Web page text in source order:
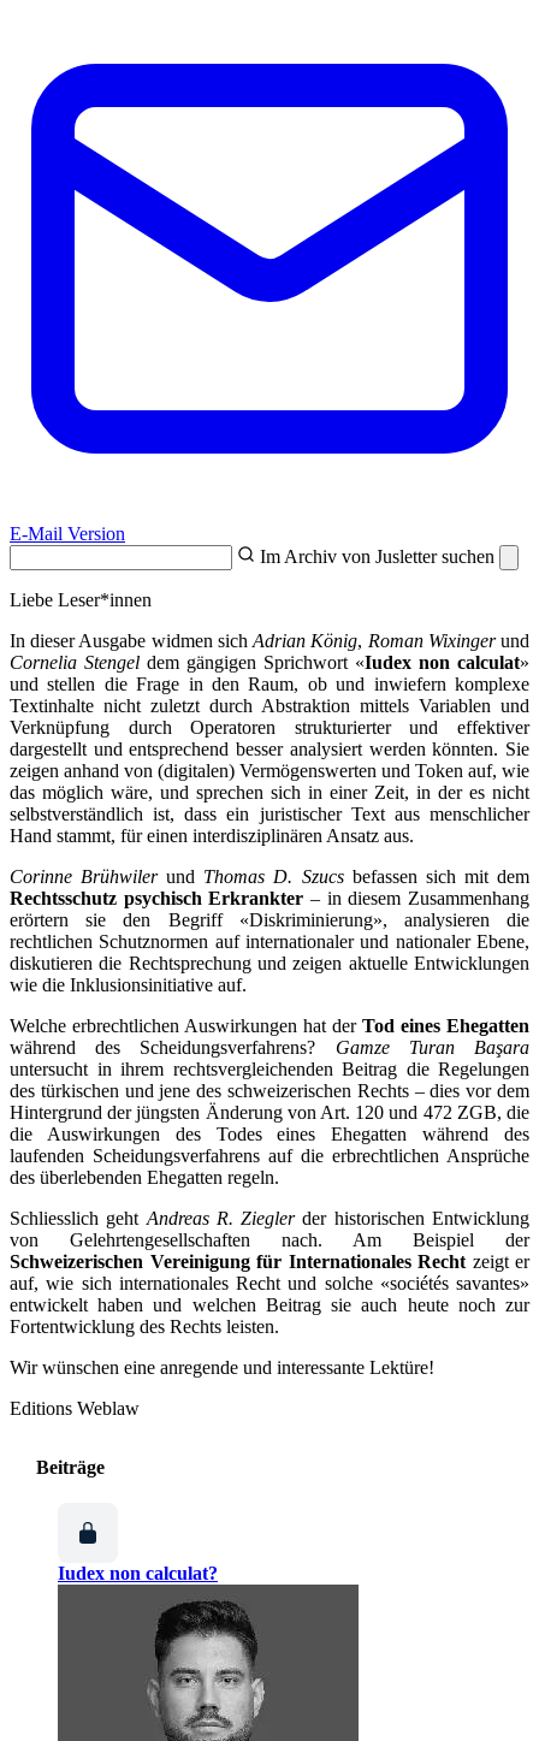
E-Mail Version
Im Archiv von Jusletter suchen
Liebe Leser*innen
In dieser Ausgabe widmen sichAdrian König, Roman Wixingerund
Cornelia Stengel dem gängigen Sprichwort «Iudex non calculat»
und stellen die Frage in den Raum, ob und inwiefern komplexe
Textinhalte nicht zuletzt durch Abstraktion mittels Variablen und
Verknüpfung durch Operatoren strukturierter und effektiver
dargestellt und entsprechend besser analysiert werden könnten. Sie
zeigen anhand von (digitalen) Vermögenswerten und Token auf, wie
das möglich wäre, und sprechen sich in einer Zeit, in der es nicht
selbstverständlich ist, dass ein juristischer Text aus menschlicher
Hand stammt, für einen interdisziplinären Ansatz aus.
Corinne Brühwilerund Thomas D. Szucsbefassen sich mit dem
Rechtsschutz psychisch Erkrankter – in diesem Zusammenhang
erörtern sie den Begriff «Diskriminierung», analysieren die
rechtlichen Schutznormen auf internationaler und nationaler Ebene,
diskutieren die Rechtsprechung und zeigen aktuelle Entwicklungen
wie die Inklusionsinitiative auf.
Welche erbrechtlichen Auswirkungen hat der Tod eines Ehegatten
während des Scheidungsverfahrens? Gamze Turan Başara
untersucht in ihrem rechtsvergleichenden Beitrag die Regelungen
des türkischen und jene des schweizerischen Rechts – dies vor dem
Hintergrund der jüngsten Änderung von Art. 120 und 472 ZGB, die
die Auswirkungen des Todes eines Ehegatten während des
laufenden Scheidungsverfahrens auf die erbrechtlichen Ansprüche
des überlebenden Ehegatten regeln.
Schliesslich geht Andreas R. Zieglerder historischen Entwicklung
von Gelehrtengesellschaften nach. Am Beispiel der
Schweizerischen Vereinigung für Internationales Recht zeigt er
auf, wie sich internationales Recht und solche «sociétés savantes»
entwickelt haben und welchen Beitrag sie auch heute noch zur
Fortentwicklung des Rechts leisten.
Wir wünschen eine anregende und interessante Lektüre!
Editions Weblaw
Beiträge
Iudex non calculat?